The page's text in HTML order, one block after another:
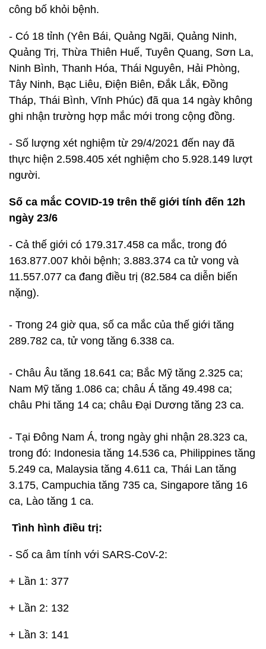
công bố khỏi bệnh.
- Có 18 tỉnh (Yên Bái, Quảng Ngãi, Quảng Ninh,
Quảng Trị, Thừa Thiên Huế, Tuyên Quang, Sơn La,
Ninh Bình, Thanh Hóa, Thái Nguyên, Hải Phòng,
Tây Ninh, Bạc Liêu, Điện Biên, Đắk Lắk, Đồng
Tháp, Thái Bình, Vĩnh Phúc) đã qua 14 ngày không
ghi nhận trường hợp mắc mới trong cộng đồng.
- Số lượng xét nghiệm từ 29/4/2021 đến nay đã
thực hiện 2.598.405 xét nghiệm cho 5.928.149 lượt
người.
Số ca mắc COVID-19 trên thế giới tính đến 12h
ngày 23/6
- Cả thế giới có 179.317.458 ca mắc, trong đó
163.877.007 khỏi bệnh; 3.883.374 ca tử vong và
11.557.077 ca đang điều trị (82.584 ca diễn biến
nặng).
- Trong 24 giờ qua, số ca mắc của thế giới tăng
289.782 ca, tử vong tăng 6.338 ca.
- Châu Âu tăng 18.641 ca; Bắc Mỹ tăng 2.325 ca;
Nam Mỹ tăng 1.086 ca; châu Á tăng 49.498 ca;
châu Phi tăng 14 ca; châu Đại Dương tăng 23 ca.
- Tại Đông Nam Á, trong ngày ghi nhận 28.323 ca,
trong đó: Indonesia tăng 14.536 ca, Philippines tăng
5.249 ca, Malaysia tăng 4.611 ca, Thái Lan tăng
3.175, Campuchia tăng 735 ca, Singapore tăng 16
ca, Lào tăng 1 ca.
Tình hình điều trị:
- Số ca âm tính với SARS-CoV-2:
+ Lần 1: 377
+ Lần 2: 132
+ Lần 3: 141